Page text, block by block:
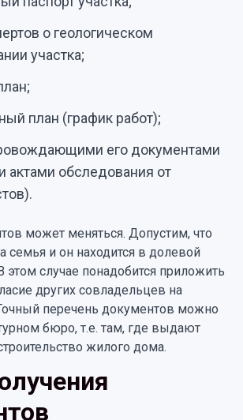
о геологическом
участка;
план (график работ);
его документами
актами обследования от
может меняться. Допустим, что
семья и он находится в долевой
этом случае понадобится приложить
других совладельцев на
перечень документов можно
бюро, т.е. там, где выдают
жилого дома.